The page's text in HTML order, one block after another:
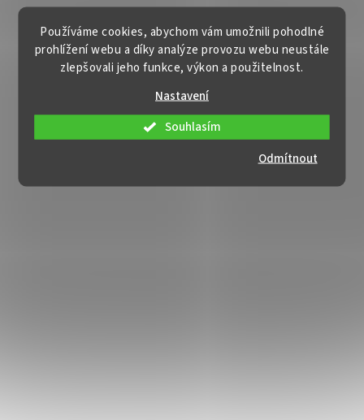
Používáme cookies, abychom vám umožnili pohodlné
prohlížení webu a díky analýze provozu webu neustále
zlepšovali jeho funkce, výkon a použitelnost.
Nastavení
Odmítnout
Souhlasím